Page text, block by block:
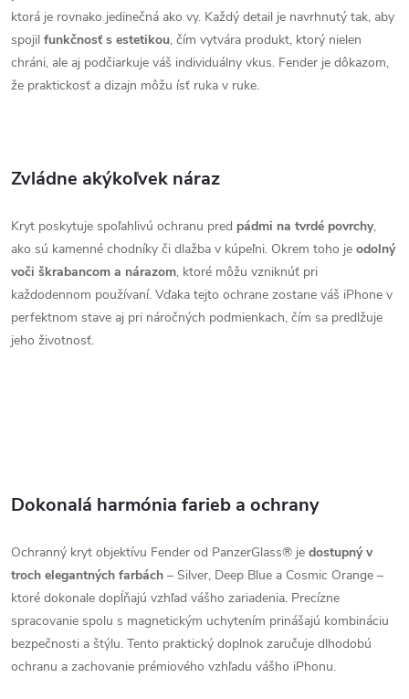
ktorá je rovnako jedinečná ako vy. Každý detail je navrhnutý tak, aby
spojil funkčnosť s estetikou, čím vytvára produkt, ktorý nielen
chráni, ale aj podčiarkuje váš individuálny vkus. Fender je dôkazom,
že praktickosť a dizajn môžu ísť ruka v ruke.
Zvládne akýkoľvek náraz
Kryt poskytuje spoľahlivú ochranu pred pádmi na tvrdé povrchy,
ako sú kamenné chodníky či dlažba v kúpeľni. Okrem toho je odolný
voči škrabancom a nárazom, ktoré môžu vzniknúť pri
každodennom používaní. Vďaka tejto ochrane zostane váš iPhone v
perfektnom stave aj pri náročných podmienkach, čím sa predlžuje
jeho životnosť.
Dokonalá harmónia farieb a ochrany
Ochranný kryt objektívu Fender od PanzerGlass® je dostupný v
troch elegantných farbách – Silver, Deep Blue a Cosmic Orange –
ktoré dokonale dopĺňajú vzhľad vášho zariadenia. Precízne
spracovanie spolu s magnetickým uchytením prinášajú kombináciu
bezpečnosti a štýlu. Tento praktický doplnok zaručuje dlhodobú
ochranu a zachovanie prémiového vzhľadu vášho iPhonu.